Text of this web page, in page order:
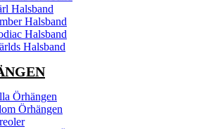
Halsband
Halsband
Halsband
Halsband
Örhängen
Örhängen